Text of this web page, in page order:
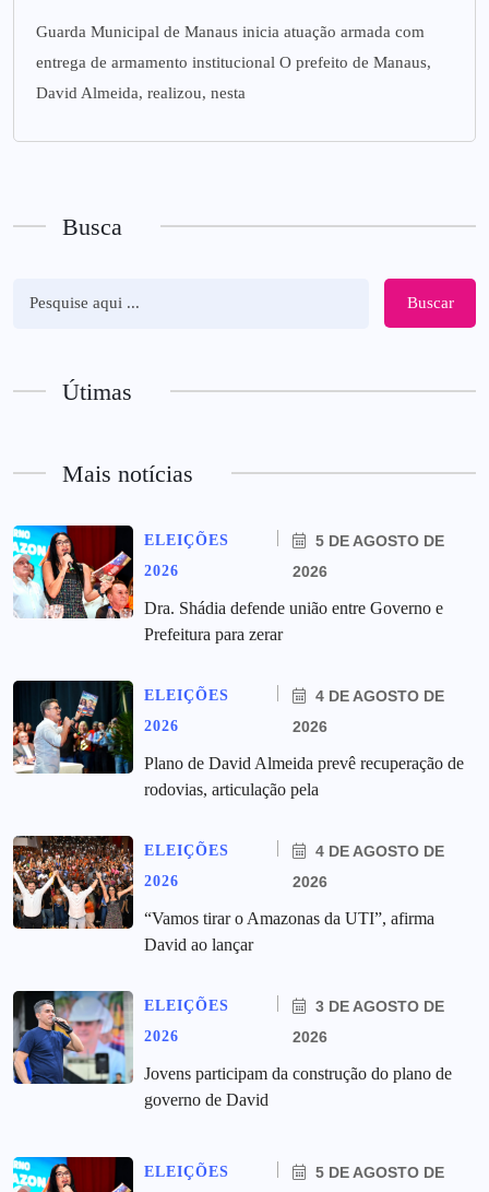
Guarda Municipal de Manaus inicia atuação armada com
entrega de armamento institucional O prefeito de Manaus,
David Almeida, realizou, nesta
Busca
Buscar
Útimas
Mais notícias
ELEIÇÕES
2026
5 DE AGOSTO DE
2026
Dra. Shádia defende união entre Governo e
Prefeitura para zerar
ELEIÇÕES
2026
4 DE AGOSTO DE
2026
Plano de David Almeida prevê recuperação de
rodovias, articulação pela
ELEIÇÕES
2026
4 DE AGOSTO DE
2026
“Vamos tirar o Amazonas da UTI”, afirma
David ao lançar
ELEIÇÕES
2026
3 DE AGOSTO DE
2026
Jovens participam da construção do plano de
governo de David
ELEIÇÕES
5 DE AGOSTO DE